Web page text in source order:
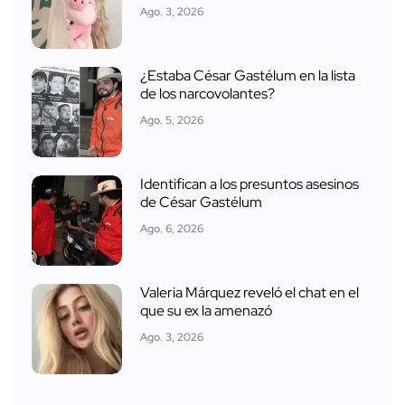
Ago. 3, 2026
¿Estaba César Gastélum en la lista
de los narcovolantes?
Ago. 5, 2026
Identifican a los presuntos asesinos
de César Gastélum
Ago. 6, 2026
Valeria Márquez reveló el chat en el
que su ex la amenazó
Ago. 3, 2026